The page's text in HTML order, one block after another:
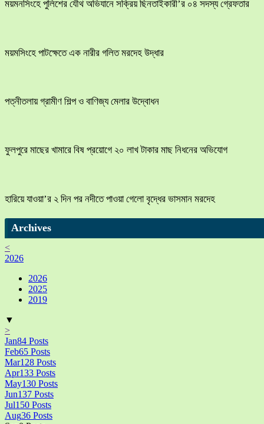
ময়মনসিংহে পুলিশের যৌথ অভিযানে সক্রিয় ছিনতাইকারী’র ০৪ সদস্য গ্রেফতার
ময়মসিংহে পাটক্ষেতে এক নারীর গলিত মরদেহ উদ্ধার
পত্নীতলায় গ্রামীণ শিল্প ও বাণিজ্য মেলার উদ্বোধন
ফুলপুরে মাছের খামারে বিষ প্রয়োগে ২০ লাখ টাকার মাছ নিধনের অভিযোগ
হারিয়ে যাওয়া’র ২ দিন পর নদীতে পাওয়া গেলো বৃদ্ধের ভাসমান মরদেহ
Archives
<
2026
2026
2025
2019
▼
>
Jan84 Posts
Feb65 Posts
Mar128 Posts
Apr133 Posts
May130 Posts
Jun137 Posts
Jul150 Posts
Aug36 Posts